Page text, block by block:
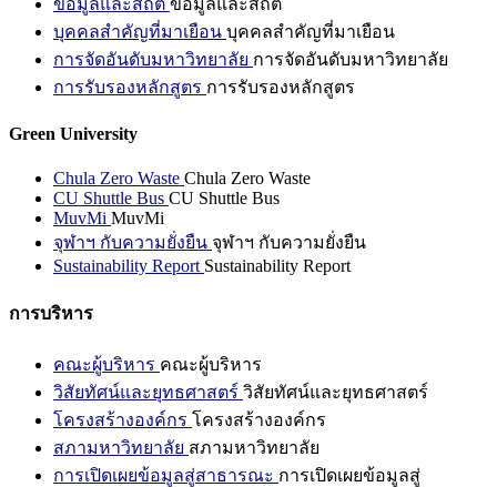
ข้อมูลและสถิติ ข้อมูลและสถิติ
บุคคลสำคัญที่มาเยือน บุคคลสำคัญที่มาเยือน
การจัดอันดับมหาวิทยาลัย การจัดอันดับมหาวิทยาลัย
การรับรองหลักสูตร การรับรองหลักสูตร
Green University
Chula Zero Waste Chula Zero Waste
CU Shuttle Bus CU Shuttle Bus
MuvMi MuvMi
จุฬาฯ กับความยั่งยืน จุฬาฯ กับความยั่งยืน
Sustainability Report Sustainability Report
การบริหาร
คณะผู้บริหาร คณะผู้บริหาร
วิสัยทัศน์และยุทธศาสตร์ วิสัยทัศน์และยุทธศาสตร์
โครงสร้างองค์กร โครงสร้างองค์กร
สภามหาวิทยาลัย สภามหาวิทยาลัย
การเปิดเผยข้อมูลสู่สาธารณะ การเปิดเผยข้อมูลสู่